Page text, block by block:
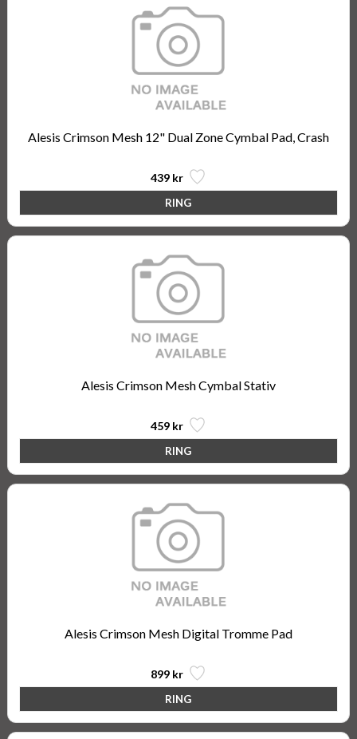
Alesis Crimson Mesh 12" Dual Zone Cymbal Pad, Crash
439 kr
Alesis Crimson Mesh Cymbal Stativ
459 kr
Alesis Crimson Mesh Digital Tromme Pad
899 kr